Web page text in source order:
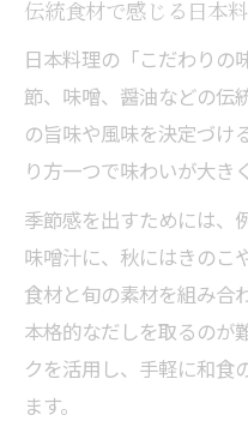
伝統食材で感じる日本
日本料理の「こだわりの
節、味噌、醤油などの伝
の旨味や風味を決定づけ
り方一つで味わいが大き
季節感を出すためには、
味噌汁に、秋にはきのこ
食材と旬の素材を組み合
本格的なだしを取るのが
クを活用し、手軽に和食
ます。